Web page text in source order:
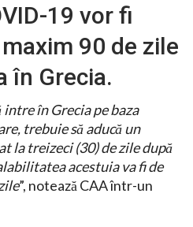
19 vor fi
90 de zile
în Grecia.
în Grecia pe baza
trebuie să aducă un
la treizeci (30) de zile după
acestuia va fi de
”, notează CAA într-un